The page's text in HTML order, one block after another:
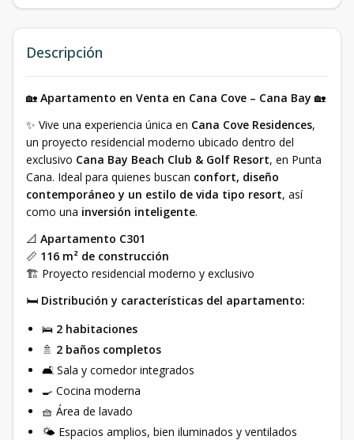
Descripción
🏡 Apartamento en Venta en Cana Cove – Cana Bay 🏡
✨ Vive una experiencia única en Cana Cove Residences,
un proyecto residencial moderno ubicado dentro del
exclusivo Cana Bay Beach Club & Golf Resort, en Punta
Cana. Ideal para quienes buscan confort, diseño
contemporáneo y un estilo de vida tipo resort, así
como una inversión inteligente.
📐 Apartamento C301
📏 116 m² de construcción
🏗 Proyecto residencial moderno y exclusivo
🛏 Distribución y características del apartamento:
🛌 2 habitaciones
🚿 2 baños completos
🛋 Sala y comedor integrados
🍳 Cocina moderna
🧺 Área de lavado
🌤 Espacios amplios, bien iluminados y ventilados